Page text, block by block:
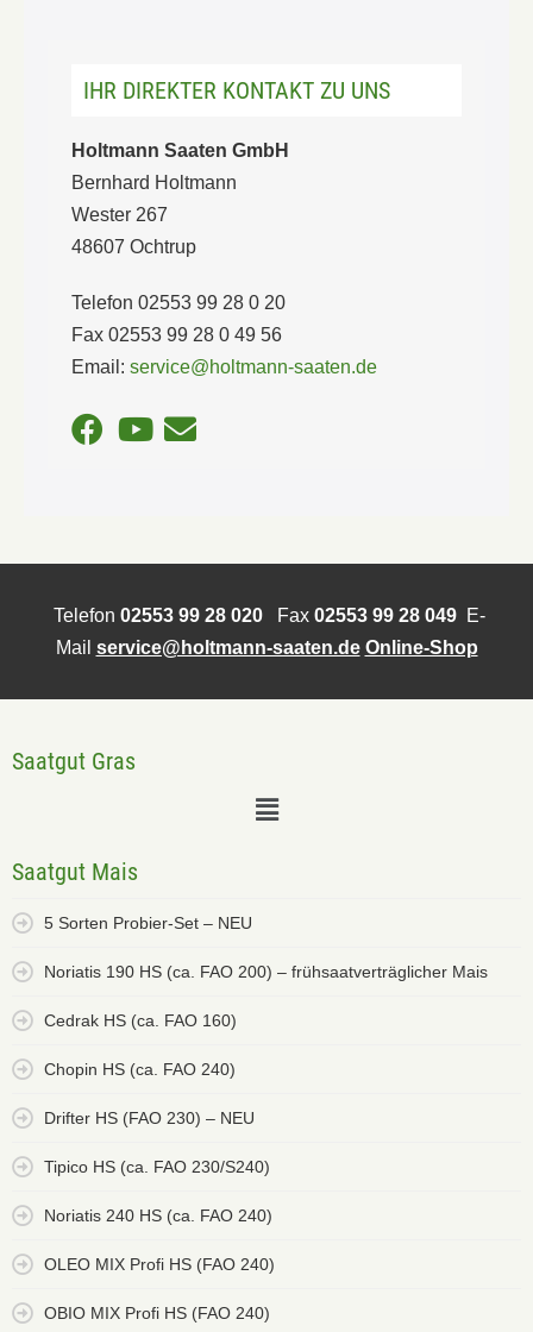
IHR DIREKTER KONTAKT ZU UNS
Holtmann Saaten GmbH
Bernhard Holtmann
Wester 267
48607 Ochtrup
Telefon 02553 99 28 0 20
Fax 02553 99 28 0 49 56
Email: service@holtmann-saaten.de
Telefon 02553 99 28 020Fax 02553 99 28 049E-
Mail service@holtmann-saaten.de Online-Shop
Saatgut Gras
Saatgut Mais
5 Sorten Probier-Set – NEU
Noriatis 190 HS (ca. FAO 200) – frühsaatverträglicher Mais
Cedrak HS (ca. FAO 160)
Chopin HS (ca. FAO 240)
Drifter HS (FAO 230) – NEU
Tipico HS (ca. FAO 230/S240)
Noriatis 240 HS (ca. FAO 240)
OLEO MIX Profi HS (FAO 240)
OBIO MIX Profi HS (FAO 240)